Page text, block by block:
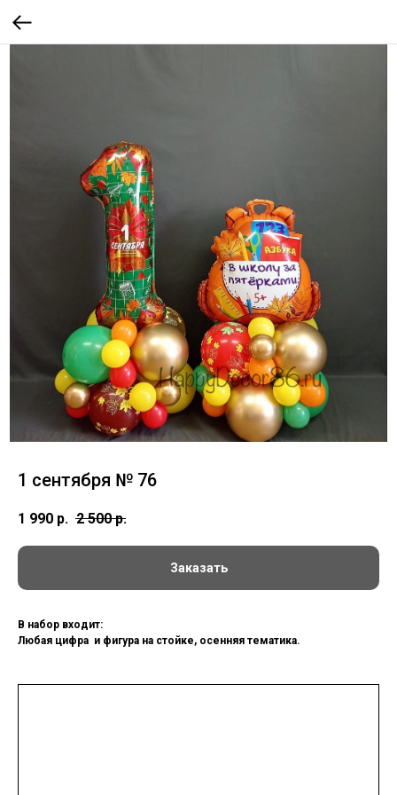
1 сентября № 76
1 990 р. 2 500 р.
Заказать
В набор входит:
Любая цифра и фигура на стойке, осенняя тематика.